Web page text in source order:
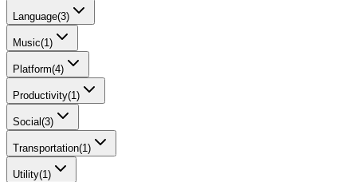
Language(3)
Music(1)
Platform(4)
Productivity(1)
Social(3)
Transportation(1)
Utility(1)